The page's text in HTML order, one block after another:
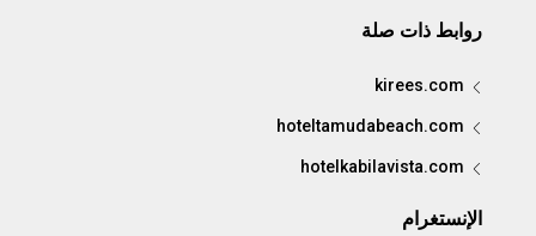
روابط ذات صلة
kirees.com
hoteltamudabeach.com
hotelkabilavista.com
الإنستغرام